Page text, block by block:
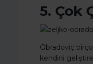
5. Çok
Obradoviç
kendini